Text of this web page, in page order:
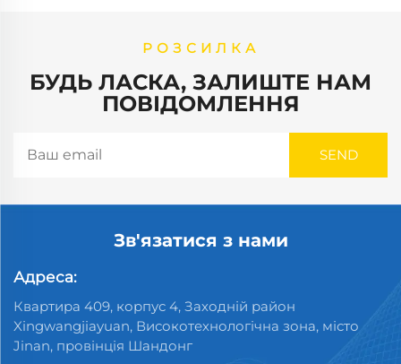
РОЗСИЛКА
БУДЬ ЛАСКА, ЗАЛИШТЕ НАМ
ПОВІДОМЛЕННЯ
Зв'язатися з нами
Адреса:
Квартира 409, корпус 4, Заходній район
Xingwangjiayuan, Високотехнологічна зона, місто
Jinan, провінція Шандонг